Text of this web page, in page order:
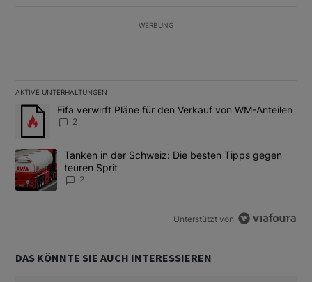
WERBUNG
AKTIVE UNTERHALTUNGEN
Das Folgende ist eine Liste der am meisten kommentierten
Ein Trendartikel mit dem Titel "Fifa verwirft Pläne für den
Fifa verwirft Pläne für den Verkauf von WM-Anteilen
2
Ein Trendartikel mit dem Titel "Tanken in der Schweiz: Die
Tanken in der Schweiz: Die besten Tipps gegen
teuren Sprit
2
Unterstützt von
DAS KÖNNTE SIE AUCH INTERESSIEREN